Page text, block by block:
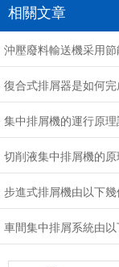
相關文章
沖壓廢料輸送機采用
復合式排屑器是如何
集中排屑機的運行原理
切削液集中排屑機的
步進式排屑機由以下
車間集中排屑系統由